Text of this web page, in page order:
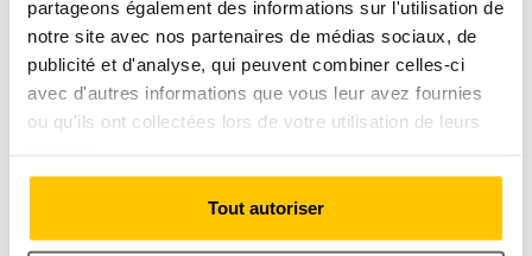
partageons également des informations sur l'utilisation de
notre site avec nos partenaires de médias sociaux, de
publicité et d'analyse, qui peuvent combiner celles-ci
avec d'autres informations que vous leur avez fournies
ou qu'ils ont collectées lors de votre utilisation de leurs
Tout autoriser